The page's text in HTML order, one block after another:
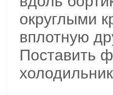
округлыми
вплотную
Поставить